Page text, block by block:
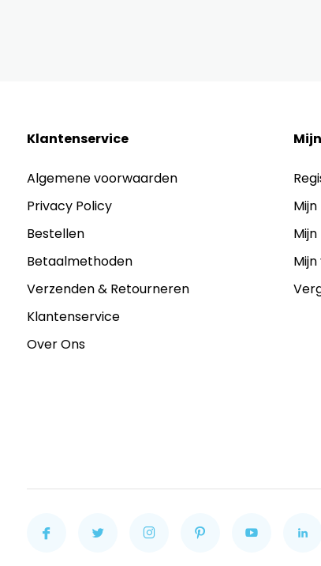
Klantenservice
Algemene voorwaarden
Privacy Policy
Bestellen
Betaalmethoden
Verzenden & Retourneren
Klantenservice
Over Ons